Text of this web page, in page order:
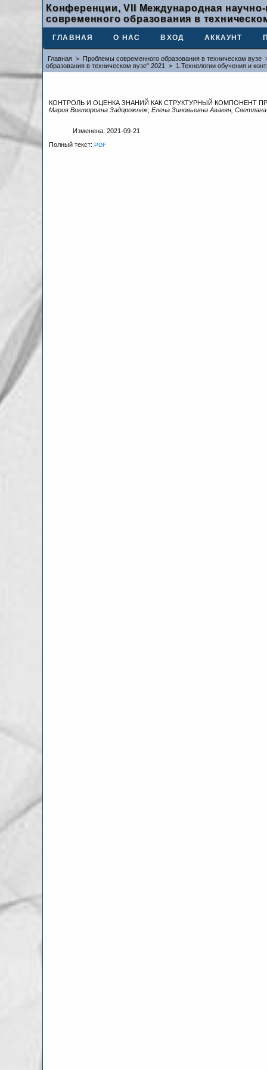
Конференции, VII Международная
современного образования в
ГЛАВНАЯ О НАС ВХОД АККАУНТ
Главная > Проблемы современного образования в техническом вузе
образования в техническом вузе" 2021
> 1.Технологии обучения и
КОНТРОЛЬ И ОЦЕНКА ЗНАНИЙ КАК СТРУКТУРНЫЙ КОМПОНЕНТ
Мария Викторовна Задорожнюк, Елена Зиновьевна Авакян,
Изменена: 2021-09-21
Полный текст:PDF